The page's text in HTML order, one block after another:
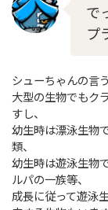
で
プ
シューちゃんの言う
大型の生物でもク
すし、
幼生時は漂泳生物
類、
幼生時は遊泳生物
ルパの一族等、
成長に従って遊泳